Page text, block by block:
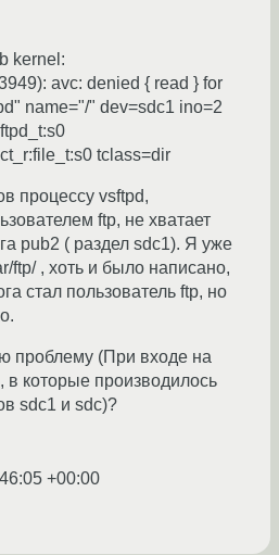
kernel:
avc: denied { read } for
name="/" dev=sdc1 ino=2
tclass=dir
процессу vsftpd,
ftp, не хватает
pub2 ( раздел sdc1). Я уже
ftp/ , хоть и было написано,
стал пользователь ftp, но
проблему (При входе на
в которые производилось
sdc1 и sdc)?
+00:00